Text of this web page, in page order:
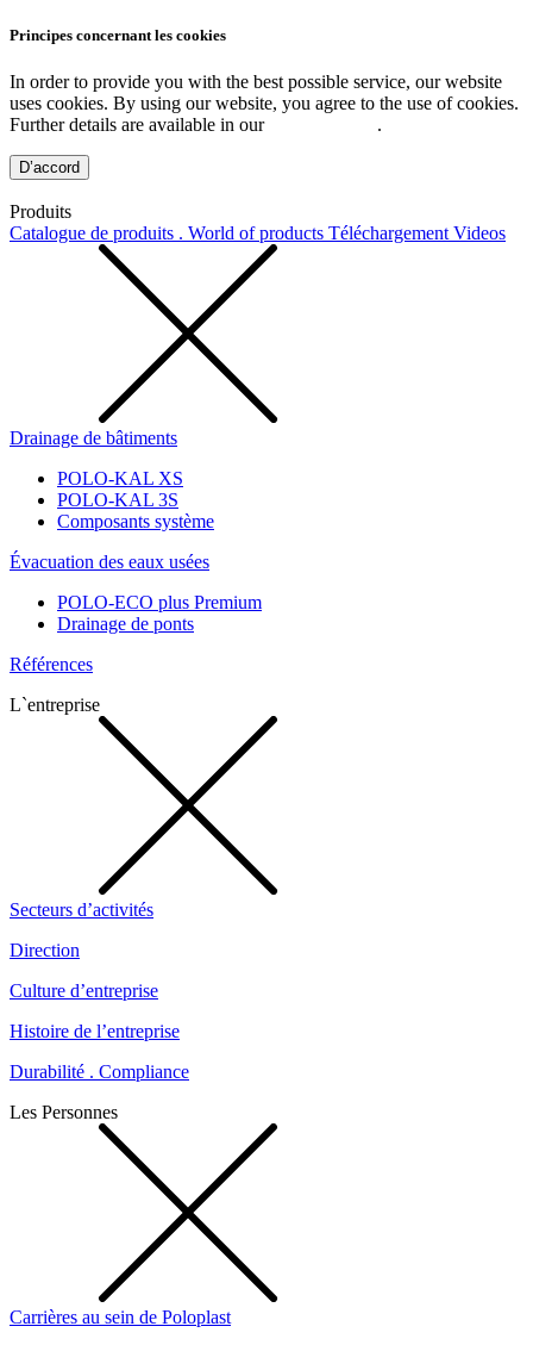
Principes concernant les cookies
In order to provide you with the best possible service, our website
uses cookies. By using our website, you agree to the use of cookies.
Further details are available in our
.
D’accord
Produits
Catalogue de produits . World of products Téléchargement Videos
Drainage de bâtiments
POLO-KAL XS
POLO-KAL 3S
Composants système
Évacuation des eaux usées
POLO-ECO plus Premium
Drainage de ponts
Références
L`entreprise
Secteurs d’activités
Direction
Culture d’entreprise
Histoire de l’entreprise
Durabilité . Compliance
Les Personnes
Carrières au sein de Poloplast